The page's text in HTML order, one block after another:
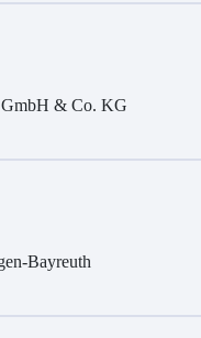
GmbH & Co. KG
Bayreuth